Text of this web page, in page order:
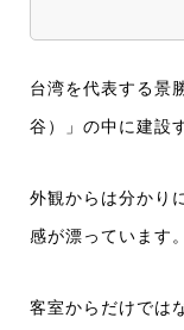
台湾を代表する景
谷）」の中に建設
外観からは分かり
感が漂っています。
客室からだけでは